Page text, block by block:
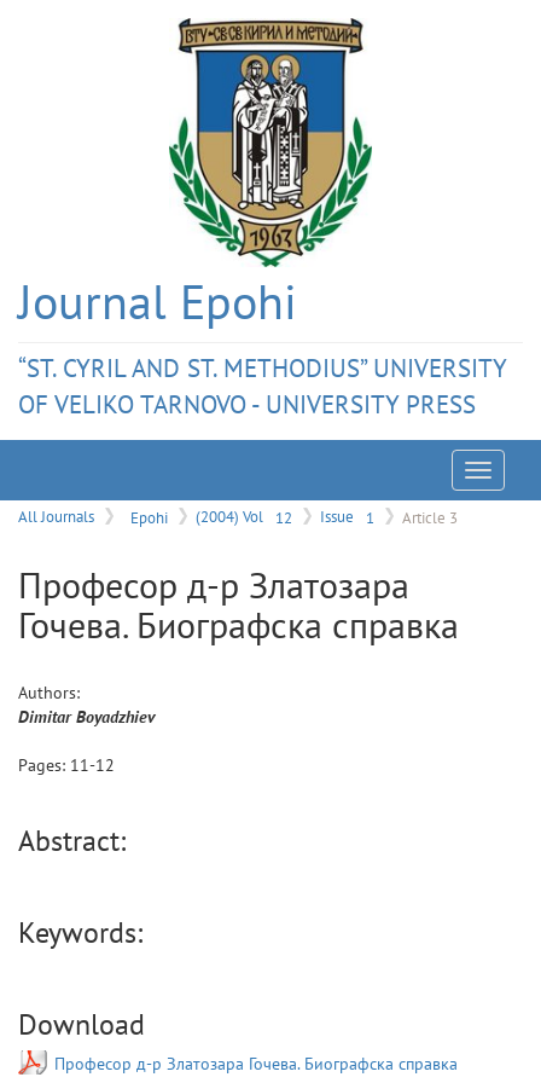
Journal Epohi
“ST. CYRIL AND ST. METHODIUS” UNIVERSITY
OF VELIKO TARNOVO - UNIVERSITY PRESS
Menu
All Journals Epohi (2004) Vol 12 Issue 1 Article 3
Професор д-р Златозара
Гочева. Биографска справка
Authors:
Dimitar Boyadzhiev
Pages: 11-12
Abstract:
Keywords:
Download
Професор д-р Златозара Гочева. Биографска справка